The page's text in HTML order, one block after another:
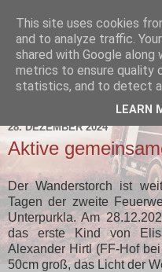
28. DEZEMBER 2024
Aktive
Der Wanderstorch ist
Tagen der zweite
Unterpurkla. Am
das erste Kind von
Alexander Hirtl (FF-Hof
50cm groß, das Licht der
This site uses cookies
and to analyze traffic.
shared with Google
metrics to ensure quality
statistics, and to detect
LEARN